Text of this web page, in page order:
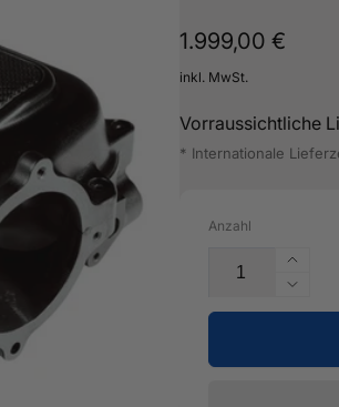
Normaler
Preis
1.999,00 €
inkl. MwSt.
Vorraussichtliche
* Internationale
Anzahl
die
die
für